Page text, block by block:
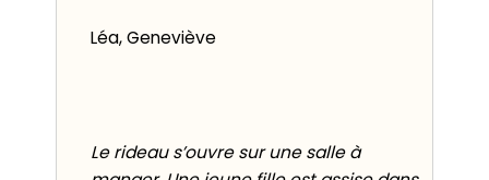
Léa, Geneviève
Le rideau s’ouvre sur une salle à